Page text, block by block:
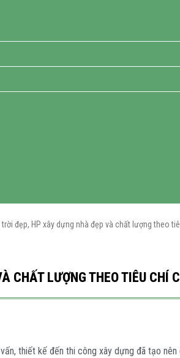
trời đẹp, HP xây dựng nhà đẹp và chất lượng theo
CHẤT LƯỢNG THEO TIÊU CHÍ
thiết kế đến thi công xây dựng đã tạo nên